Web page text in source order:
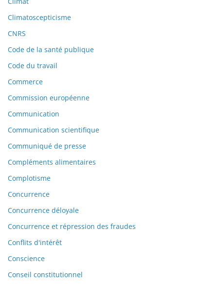
Climatoscepticisme
CNRS
Code de la santé publique
Code du travail
Commerce
Commission européenne
Communication
Communication scientifique
Communiqué de presse
Compléments alimentaires
Complotisme
Concurrence
Concurrence déloyale
Concurrence et répression des fraudes
Conflits d'intérêt
Conscience
Conseil constitutionnel